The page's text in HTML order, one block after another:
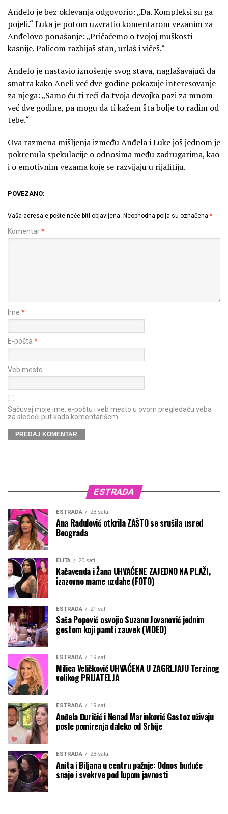
Anđelo je bez oklevanja odgovorio: „Da. Kompleksi su ga
pojeli.“ Luka je potom uzvratio komentarom vezanim za
Anđelovo ponašanje: „Pričaćemo o tvojoj muškosti
kasnije. Palicom razbijaš stan, urlaš i vičeš.“
Anđelo je nastavio iznošenje svog stava, naglašavajući da
smatra kako Aneli već dve godine pokazuje interesovanje
za njega: „Samo ću ti reći da tvoja devojka pazi za mnom
već dve godine, pa mogu da ti kažem šta bolje to radim od
tebe.“
Ova razmena mišljenja između Anđela i Luke još jednom je
pokrenula spekulacije o odnosima među zadrugarima, kao
i o emotivnim vezama koje se razvijaju u rijalitiju.
POVEZANO:
Vaša adresa e-pošte neće biti objavljena. Neophodna polja su označena *
Komentar*
Ime *
E-pošta *
Veb mesto
Sačuvaj moje ime, e-poštu i veb mesto u ovom pregledaču veba
za sledeći put kada komentarišem.
ESTRADA
ESTRADA 23 sata
Ana Radulović otkrila ZAŠTO se srušila usred
Beograda
ELITA 20 sati
Kačavenda i Žana UHVAĆENE ZAJEDNO NA PLAŽI,
izazovno mame uzdahe (FOTO)
ESTRADA 21 sat
Saša Popović osvojio Suzanu Jovanović jednim
gestom koji pamti zauvek (VIDEO)
ESTRADA 19 sati
Milica Veličković UHVAĆENA U ZAGRLJAJU Terzinog
velikog PRIJATELJA
ESTRADA 19 sati
Anđela Đuričić i Nenad Marinković Gastoz uživaju
posle pomirenja daleko od Srbije
ESTRADA 23 sata
Anita i Biljana u centru pažnje: Odnos buduće
snaje i svekrve pod lupom javnosti